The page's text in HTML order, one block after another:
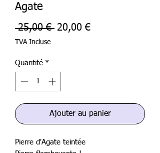
Agate
25,00 € Prix
20,00 €Prix
TVA Incluse
Quantité *
Ajouter au panier
Pierre d'Agate teintée